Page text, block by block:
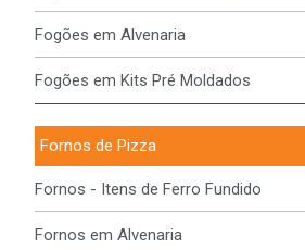
Fogões em Alvenaria
Fogões em Kits Pré Moldados
Fornos de Pizza
Fornos - Itens de Ferro Fundido
Fornos em Alvenaria